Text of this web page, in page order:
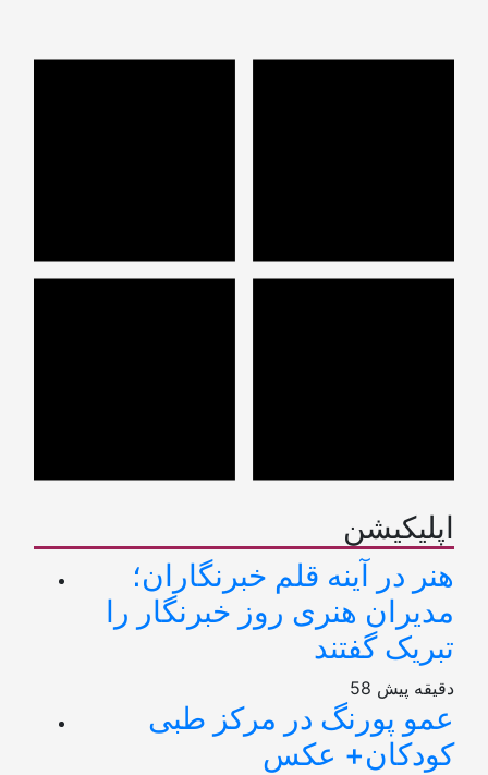
اپلیکیشن
هنر در آینه قلم خبرنگاران؛
مدیران هنری روز خبرنگار را
تبریک گفتند
58 دقیقه پیش
عمو پورنگ در مرکز طبی
کودکان+ عکس